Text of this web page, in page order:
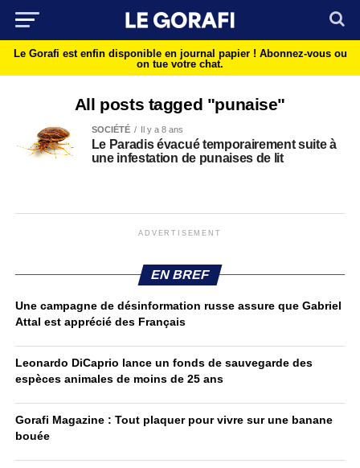
Le Gorafi est enfin disponible en journal papier ! Abonnez-vous ou
on tue votre chat.
All posts tagged "punaise"
SOCIÉTÉ Il y a 8 ans
Le Paradis évacué temporairement suite à
une infestation de punaises de lit
ADVERTISEMENT
EN BREF
Une campagne de désinformation russe assure que Gabriel
Attal est apprécié des Français
Leonardo DiCaprio lance un fonds de sauvegarde des
espèces animales de moins de 25 ans
Gorafi Magazine : Tout plaquer pour vivre sur une banane
bouée